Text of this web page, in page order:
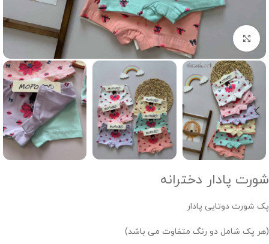
Click to enlarge
شورت پادار دخترانه
پک شورت دوتایی پادار
(هر پک شامل دو رنگ متفاوت می باشد)